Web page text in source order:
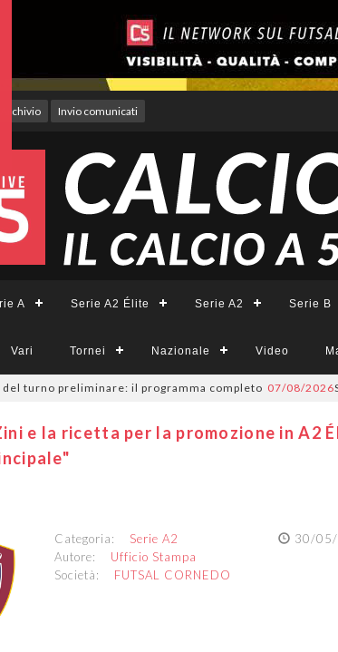
Archivio Invio comunicati
A Serie A2 Élite Serie A2 Serie B
Vari Tornei Nazionale Video
preliminare: il programma completo 07/08/2026Serie A
e la ricetta per la promozione in A2
30/05/
Categoria: Serie A2
Autore: Ufficio Stampa
Società: FUTSAL CORNEDO